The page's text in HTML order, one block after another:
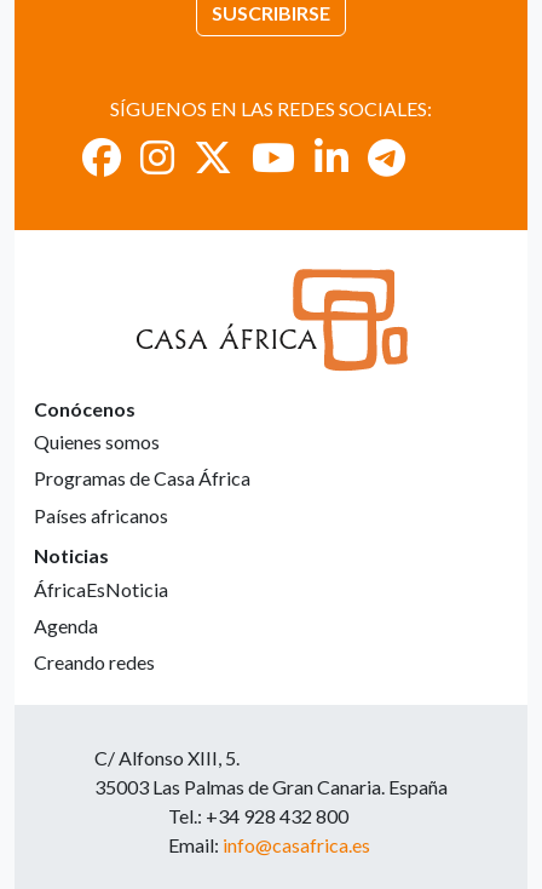
SUSCRIBIRSE
SÍGUENOS EN LAS REDES SOCIALES:
Conócenos
Quienes somos
Programas de Casa África
Países africanos
Noticias
ÁfricaEsNoticia
Agenda
Creando redes
C/ Alfonso XIII, 5.
35003 Las Palmas de Gran Canaria. España
Tel.: +34 928 432 800
Email: info@casafrica.es